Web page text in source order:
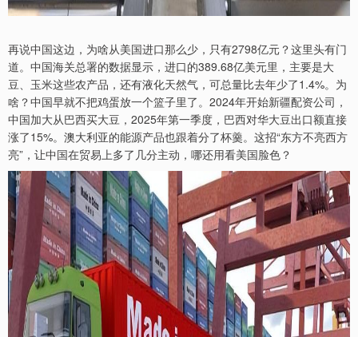
再说中国这边，为啥从美国进口那么少，只有2798亿元？这里头有门
道。中国海关总署的数据显示，进口的389.68亿美元里，主要是大
豆、玉米这些农产品，还有液化天然气，可总量比去年少了1.4%。为
啥？中国早就不把鸡蛋放一个篮子里了。2024年开始新疆配资公司，
中国加大从巴西买大豆，2025年第一季度，巴西对华大豆出口额直接
涨了15%。澳大利亚的能源产品也跟着分了杯羹。这招“东方不亮西方
亮”，让中国在贸易上多了几分主动，哪还用看美国脸色？